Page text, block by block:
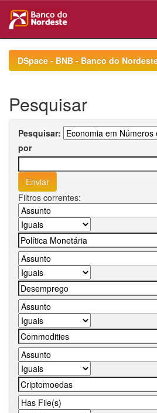
navigationDSpace - BNB - Banco do
Pesquisar
Pesquisar:
por
Filtros correntes: